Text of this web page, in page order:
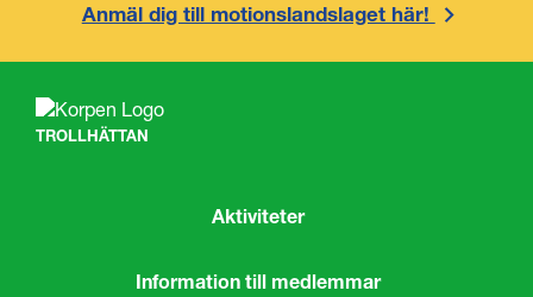
Anmäl dig till motionslandslaget här!
TROLLHÄTTAN
Aktiviteter
Information till medlemmar